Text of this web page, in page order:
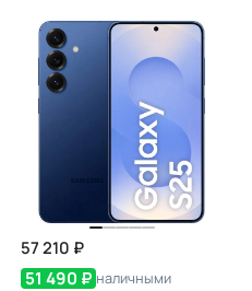
57 210 ₽
51 490 ₽ наличными